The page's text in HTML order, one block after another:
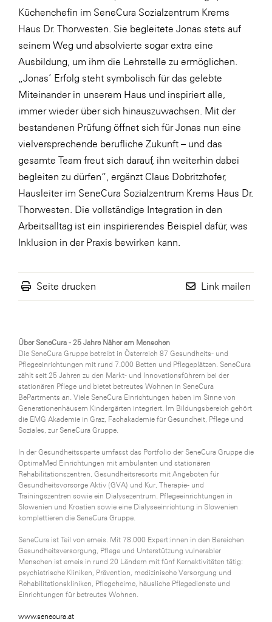
WK UBIT
Zühlke
Media
Küchenchefin im SeneCura Sozialzentrum Krems
Haus Dr. Thorwesten. Sie begleitete Jonas stets auf
seinem Weg und absolvierte sogar extra eine
Ausbildung, um ihm die Lehrstelle zu ermöglichen.
„Jonas’ Erfolg steht symbolisch für das gelebte
Miteinander in unserem Haus und inspiriert alle,
immer wieder über sich hinauszuwachsen. Mit der
bestandenen Prüfung öffnet sich für Jonas nun eine
vielversprechende berufliche Zukunft – und das
gesamte Team freut sich darauf, ihn weiterhin dabei
begleiten zu dürfen“, ergänzt Claus Dobritzhofer,
Hausleiter im SeneCura Sozialzentrum Krems Haus Dr.
Thorwesten. Die vollständige Integration in den
Arbeitsalltag ist ein inspirierendes Beispiel dafür, was
Inklusion in der Praxis bewirken kann.
Seite drucken Link mailen
Über SeneCura - 25 Jahre Näher am Menschen
Die SeneCura Gruppe betreibt in Österreich 87 Gesundheits- und
Pflegeeinrichtungen mit rund 7.000 Betten und Pflegeplätzen. SeneCura
zählt seit 25 Jahren zu den Markt- und Innovationsführern bei der
stationären Pflege und bietet betreutes Wohnen in SeneCura
BePartments an. Viele SeneCura Einrichtungen haben im Sinne von
Generationenhäusern Kindergärten integriert. Im Bildungsbereich gehört
die EMG Akademie in Graz, Fachakademie für Gesundheit, Pflege und
Soziales, zur SeneCura Gruppe.
In der Gesundheitssparte umfasst das Portfolio der SeneCura Gruppe die
OptimaMed Einrichtungen mit ambulanten und stationären
Rehabilitationszentren, Gesundheitsresorts mit Angeboten für
Gesundheitsvorsorge Aktiv (GVA) und Kur, Therapie- und
Trainingszentren sowie ein Dialysezentrum. Pflegeeinrichtungen in
Slowenien und Kroatien sowie eine Dialyseeinrichtung in Slowenien
komplettieren die SeneCura Gruppe.
SeneCura ist Teil von emeis. Mit 78.000 Expert:innen in den Bereichen
Gesundheitsversorgung, Pflege und Unterstützung vulnerabler
Menschen ist emeis in rund 20 Ländern mit fünf Kernaktivitäten tätig:
psychiatrische Kliniken, Prävention, medizinische Versorgung und
Rehabilitationskliniken, Pflegeheime, häusliche Pflegedienste und
Einrichtungen für betreutes Wohnen.
www.senecura.at